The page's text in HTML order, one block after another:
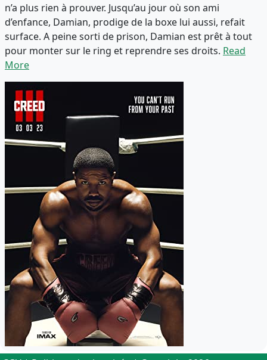
n’a plus rien à prouver. Jusqu’au jour où son ami
d’enfance, Damian, prodige de la boxe lui aussi, refait
surface. A peine sorti de prison, Damian est prêt à tout
pour monter sur le ring et reprendre ses droits. Read
More